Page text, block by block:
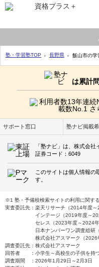
塾・学習塾TOP 長野県 飯山市の学
は累計
サポート窓口 塾ナビ掲載
「塾ナビ」は、株式会社
証券コード：6049
このサイトは個人情報の
す。
※1 塾・予備校検索サイトの利用に関す
実査委託先：楽天リサーチ（2014年度～
インテージ（2019年度～
セレス（2023年度～2024年
日本ナンバーワン調査総研
株式会社アスマーク（2026
調査委託先：株式会社アスマーク
回答者 ：小学生～高校生の子供を持
調査期間 ：2026年1月29日～2月3日